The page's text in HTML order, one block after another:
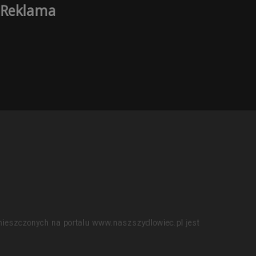
Reklama
na portalu www.naszszydlowiec.pl jest